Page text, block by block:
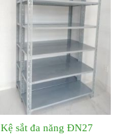
Kệ sắt đa năng ĐN27